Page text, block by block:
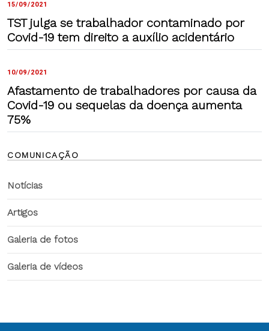
15/09/2021
TST julga se trabalhador contaminado por
Covid-19 tem direito a auxílio acidentário
10/09/2021
Afastamento de trabalhadores por causa da
Covid-19 ou sequelas da doença aumenta
75%
COMUNICAÇÃO
Notícias
Artigos
Galeria de fotos
Galeria de vídeos